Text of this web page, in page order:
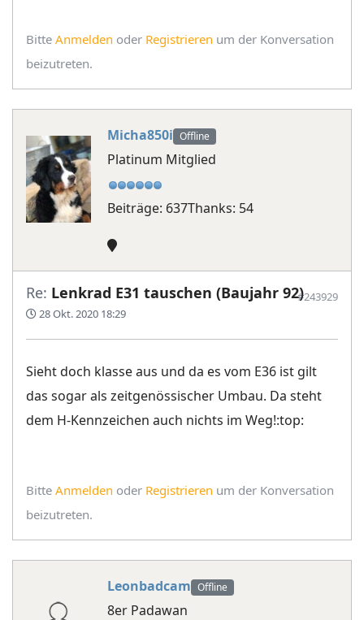
Bitte Anmelden oder Registrieren um der Konversation
beizutreten.
Micha850i Offline
Platinum Mitglied
Beiträge: 637Thanks: 54
Re: Lenkrad E31 tauschen (Baujahr 92)
28 Okt. 2020 18:29
#243929
Sieht doch klasse aus und da es vom E36 ist gilt
das sogar als zeitgenössischer Umbau. Da steht
dem H-Kennzeichen auch nichts im Weg!:top:
Bitte Anmelden oder Registrieren um der Konversation
beizutreten.
Leonbadcam Offline
8er Padawan